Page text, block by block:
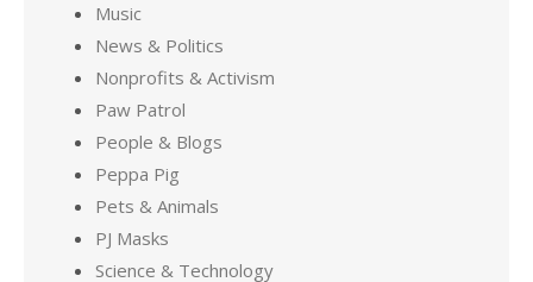
Music
News & Politics
Nonprofits & Activism
Paw Patrol
People & Blogs
Peppa Pig
Pets & Animals
PJ Masks
Science & Technology